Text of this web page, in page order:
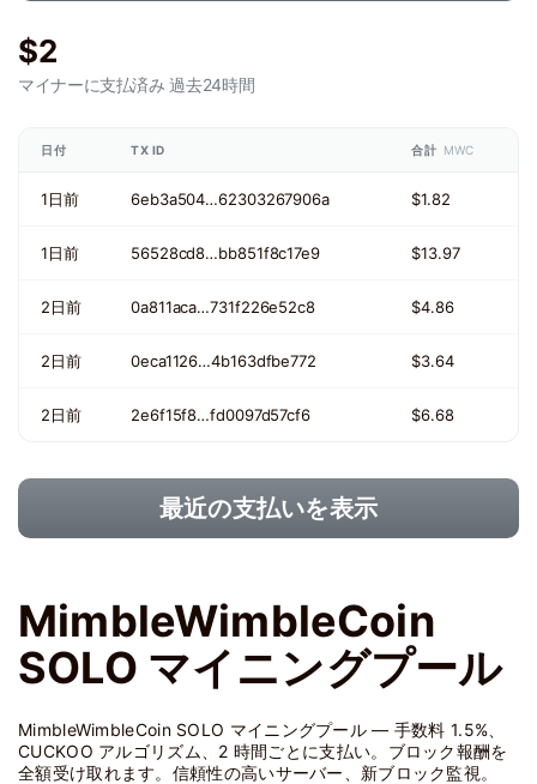
$2
マイナーに支払済み過去24時間
日付 TX ID 合計 MWC
1日前 6eb3a504…62303267906a $1.82
1日前 56528cd8…bb851f8c17e9 $13.97
2日前 0a811aca…731f226e52c8 $4.86
2日前 0eca1126…4b163dfbe772 $3.64
2日前 2e6f15f8…fd0097d57cf6 $6.68
最近の支払いを表示
MimbleWimbleCoin
SOLO マイニングプール
MimbleWimbleCoin SOLO マイニングプール — 手数料 1.5%、
CUCKOO アルゴリズム、2 時間ごとに支払い。ブロック報酬を
全額受け取れます。信頼性の高いサーバー、新ブロック監視。